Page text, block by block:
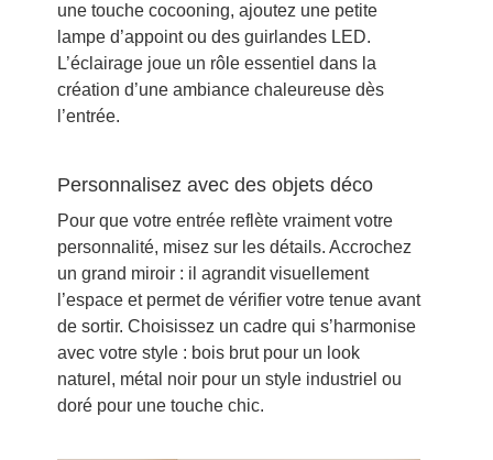
une touche cocooning, ajoutez une petite
lampe d’appoint ou des guirlandes LED.
L’éclairage joue un rôle essentiel dans la
création d’une ambiance chaleureuse dès
l’entrée.
Personnalisez avec des objets déco
Pour que votre entrée reflète vraiment votre
personnalité, misez sur les détails. Accrochez
un grand miroir : il agrandit visuellement
l’espace et permet de vérifier votre tenue avant
de sortir. Choisissez un cadre qui s’harmonise
avec votre style : bois brut pour un look
naturel, métal noir pour un style industriel ou
doré pour une touche chic.